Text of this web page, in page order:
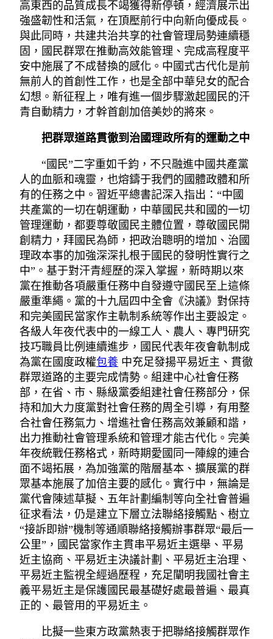
高東西的品質成長不竭獲得新停頓，經濟展示出
強盛韌性和活氣，在頂壓前行中向新向優成長。
與此同時，共建共治共享的社會管理局勢連續穩
固，國民群眾在推動高效能管理、完成高程度平
安中施展了不成替換的感化。中國式古代化是前
無前人的首創性工作，也是全部中華兒女的配合
幻想。新征程上，唯有進一個步驟激起國民的汗
青自動精力，才幹首創加倍美妙的將來。
把群眾道路貫徹到治國理政所有的運動之中
“國民”二字重如千鈞，不只融進中國共產黨
人的血脈和魂靈，也熔鑄于我們的國體政體和所
有的任務之中。習近平總書記深入指出：“中國
共產黨的一切在朝運動，中華國民共和國的一切
管理運動，都要尊敬國民主體位置，尊敬國民開
創精力，拜國民為師，把政治聰明的增加、治國
理政本事的加強深深扎根于國民的發明性實行之
中”。基于對汗青經歷的深入掌握，新時期以來
黨在推動各項嚴重任務中自發遵守國民至上這條
嚴重準繩。黨的十九屆四中全會《決議》對保持
和完美國民當家作主軌制系統等作出主要設定。
各級人年夜代表中的一線工人、農人、專門研究
技巧職員比例連續進步，國民代表年夜會軌制成
為黨在國度政權包養 中充足發揚平易近主、貫徹
群眾道路的主要完成情勢。組建中心社會任務
部，在省、市、縣級黨委組建社會任務部分，保
持和加大力度黨對社會任務的周全引導，有用整
合社會任務氣力、增進社會任務高效兼顧和諧，
出力推動社會管理系統和管理才能古代化。完美
年夜統戰任務格式，新時期愛國同一陣線的連合
面不竭拓展，為加強黨的階層基本、擴展黨的群
眾基本施展了加倍主要的感化。實行中，無論是
黨代會陳述草擬、五年計劃編制等向全社會普遍
征求看法，仍是建立下層立法聯絡接觸點、樹立
“接訴即辦”機制等通順聯絡接觸辦事群眾“最后一
公里”，國民當家作主貫串平易近主選舉、平易
近主協商、平易近主決議計劃、平易近主治理、
平易近主監視全經過歷程，充足闡明我國社會主
義平易近主是保護國民最基礎好處最普遍、最真
正的、最管用的平易近主。
比擬一些東方政黨熱衷于把聯絡接觸群眾作